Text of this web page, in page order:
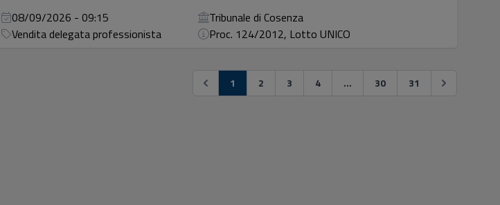
08/09/2026 - 09:15
Tribunale di Cosenza
Vendita delegata professionista
Proc. 124/2012, Lotto UNICO
1 2 3 4 ... 30 31